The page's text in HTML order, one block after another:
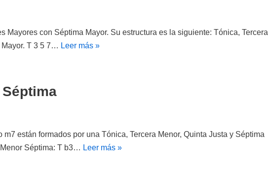
Mayores con Séptima Mayor. Su estructura es la siguiente: Tónica, Tercera
Mayor. T 3 5 7… Leer más »
m7 están formados por una Tónica, Tercera Menor, Quinta Justa y Séptima
Séptima: T b3… Leer más »